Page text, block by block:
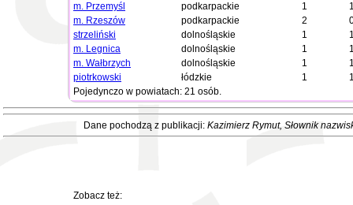
m. Przemyśl
podkarpackie 1
m. Rzeszów
podkarpackie 2
strzeliński
dolnośląskie 1
m. Legnica
dolnośląskie 1
m. Wałbrzych
dolnośląskie 1
piotrkowski
łódzkie 1
Pojedynczo w powiatach: 21 osób.
Dane pochodzą z publikacji: Kazimierz Rymut, Słownik
Zobacz też: